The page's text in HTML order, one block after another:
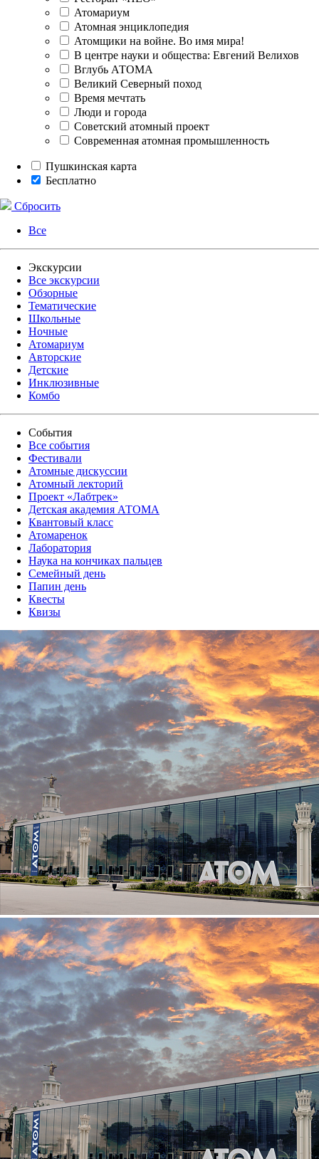
Атомариум
Атомная энциклопедия
Атомщики на войне. Во имя мира!
В центре науки и общества: Евгений Велихов
Вглубь АТОМА
Великий Северный поход
Время мечтать
Люди и города
Советский атомный проект
Современная атомная промышленность
Пушкинская карта
Бесплатно
Сбросить
Все
Экскурсии
Все экскурсии
Обзорные
Тематические
Школьные
Ночные
Атомариум
Авторские
Детские
Инклюзивные
Комбо
События
Все события
Фестивали
Атомные дискуссии
Атомный лекторий
Проект «Лабтрек»
Детская академия АТОМА
Квантовый класс
Атомаренок
Лаборатория
Наука на кончиках пальцев
Семейный день
Папин день
Квесты
Квизы